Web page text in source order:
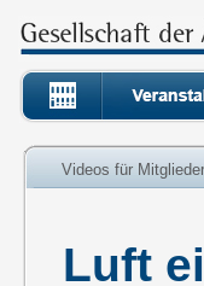
Videos für Mitglieder
Luft